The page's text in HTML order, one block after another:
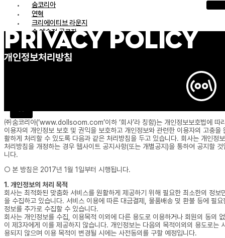
숨코리아
연혁
크리에이티브 라운지
숨 예술적 공로자
지속가능성
채용정보
이용약관
X
privacy policy
개인정보처리방침
㈜숨코리아(‘www.dollsoom.com’이하 ‘회사’라 칭함)는 개인정보보호법에 따
이용자의 개인정보 보호 및 권익을 보호하고 개인정보와 관련한 이용자의 고충을
활하게 처리할 수 있도록 다음과 같은 처리방침을 두고 있습니다. 회사는 개인정보
처리방침을 개정하는 경우 웹사이트 공지사항(또는 개별공지)을 통하여 공지할 것
니다.
○ 본 방침은 2017년 1월 1일부터 시행됩니다.
1. 개인정보의 처리 목적
회사는 최적화된 맞춤화 서비스를 원활하게 제공하기 위해 필요한 최소한의 정보
을 수집하고 있습니다. 서비스 이용에 따른 대금결제, 물품배송 및 환불 등에 필요
정보를 추가로 수집할 수 있습니다.
회사는 개인정보를 수집, 이용목적 이외에 다른 용도로 이용하거나 회원의 동의 없
이 제3자에게 이를 제공하지 않습니다. 개인정보는 다음의 목적이외의 용도로는
용되지 않으며 이용 목적이 변경될 시에는 사전동의를 구할 예정입니다.